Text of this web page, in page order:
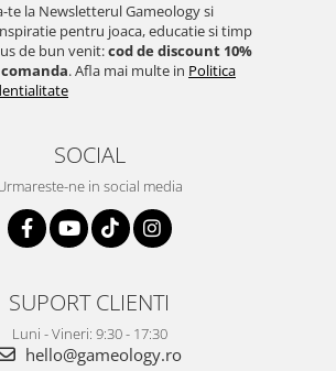
te la Newsletterul Gameology si
pentru joaca, educatie si timp
de bun venit:cod de discount 10%
. Afla mai multe in Politica
SOCIAL
ne in social media
SUPORT CLIENTI
Luni - Vineri: 9:30 - 17:30
hello@gameology.ro